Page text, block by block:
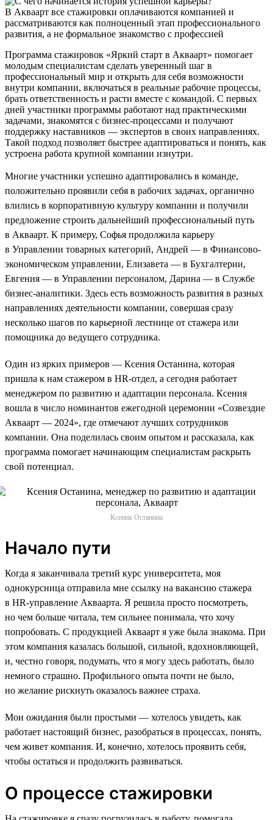
В Акваарт все стажировки оплачиваются компанией и
рассматриваются как полноценный этап профессионального
развития, а не формальное знакомство с профессией
Программа стажировок «Яркий старт в Акваарт» помогает
молодым специалистам сделать уверенный шаг в
профессиональный мир и открыть для себя возможности
внутри компании, включаться в реальные рабочие процессы,
брать ответственность и расти вместе с командой. С первых
дней участники программы работают над практическими
задачами, знакомятся с бизнес-процессами и получают
поддержку наставников — экспертов в своих направлениях.
Такой подход позволяет быстрее адаптироваться и понять, как
устроена работа крупной компании изнутри.
Многие участники успешно адаптировались в команде,
положительно проявили себя в рабочих задачах, органично
влились в корпоративную культуру компании и получили
предложение строить дальнейший профессиональный путь
в Акваарт. К примеру, Софья продолжила карьеру
в Управлении товарных категорий, Андрей — в Финансово-
экономическом управлении, Елизавета — в Бухгалтерии,
Евгения — в Управлении персоналом, Дарина — в Службе
бизнес-аналитики. Здесь есть возможность развития в разных
направлениях деятельности компании, совершая сразу
несколько шагов по карьерной лестнице от стажера или
помощника до ведущего сотрудника.
Один из ярких примеров — Ксения Останина, которая
пришла к нам стажером в HR-отдел, а сегодня работает
менеджером по развитию и адаптации персонала. Ксения
вошла в число номинантов ежегодной церемонии «Созвездие
Акваарт — 2024», где отмечают лучших сотрудников
компании. Она поделилась своим опытом и рассказала, как
программа помогает начинающим специалистам раскрыть
свой потенциал.
Ксения Останина
Начало пути
Когда я заканчивала третий курс университета, моя
однокурсница отправила мне ссылку на вакансию стажера
в HR-управление Акваарта. Я решила просто посмотреть,
но чем больше читала, тем сильнее понимала, что хочу
попробовать. С продукцией Акваарт я уже была знакома. При
этом компания казалась большой, сильной, вдохновляющей,
и, честно говоря, подумать, что я могу здесь работать, было
немного страшно. Профильного опыта почти не было,
но желание рискнуть оказалось важнее страха.
Мои ожидания были простыми — хотелось увидеть, как
работает настоящий бизнес, разобраться в процессах, понять,
чем живет компания. И, конечно, хотелось проявить себя,
чтобы остаться и продолжить развиваться.
О процессе стажировки